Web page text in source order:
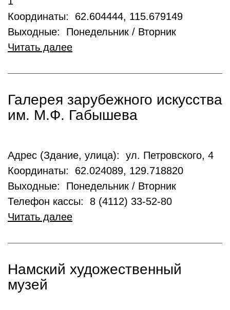
Координаты: 62.604444, 115.679149
Выходные: Понедельник / Вторник
Читать далее
Галерея зарубежного искусства
им. М.Ф. Габышева
Адрес (Здание, улица): ул. Петровского, 4
Координаты: 62.024089, 129.718820
Выходные: Понедельник / Вторник
Телефон кассы: 8 (4112) 33-52-80
Читать далее
Намский художественный
музей